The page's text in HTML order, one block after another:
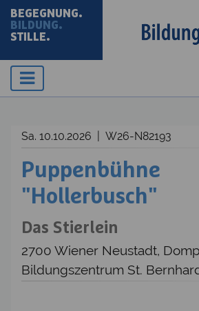
BEGEGNUNG.
BILDUNG.
STILLE.
Sa. 10.10.2026 | W26-N82193
Puppenbühne
"Hollerbusch"
Das Stierlein
2700 Wiener Neustadt,
Bildungszentrum St.